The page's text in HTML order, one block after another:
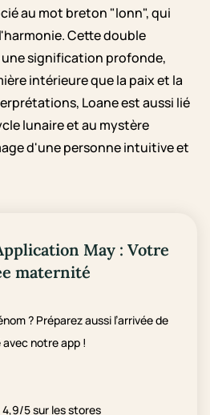
au mot breton "lonn", qui
Cette double
signification profonde,
intérieure que la paix et la
Loane est aussi lié
lunaire et au mystère
d'une personne intuitive et
May : Votre
maternité
? Préparez aussi l’arrivée de
avec notre app !
4,9/5 sur les stores